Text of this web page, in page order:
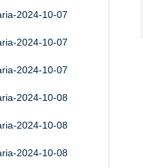
2024-10-07
2024-10-07
2024-10-07
2024-10-08
2024-10-08
2024-10-08